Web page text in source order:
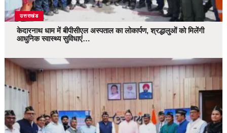
उत्तराखंड
केदारनाथ धाम में बीपीसीएल अस्पताल का लोकार्पण, श्रद्धालुओं को मिलेंगी
आधुनिक स्वास्थ्य सुविधाएं…